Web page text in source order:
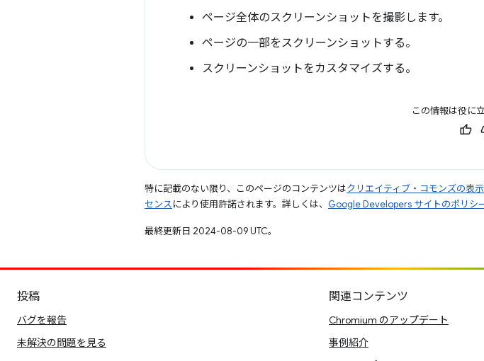
ページ全体のスクリーンショットを撮影します。
ページの一部をスクリーンショットする。
スクリーンショットをカスタマイズする。
この情報は役に
特に記載のない限り、このページのコンテンツはクリエイティブ・コモンズの表
センスにより使用許諾されます。詳しくは、 Google Developers サイトのポリシ
最終更新日 2024-08-09 UTC。
投稿
バグを報告
未解決の問題を見る
関連コンテンツ
Chromium のアップデート
事例紹介